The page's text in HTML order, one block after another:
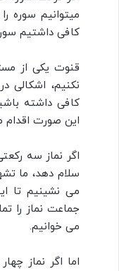
میتوانیم سوره
کافی داشتیم
قنوت یکی از
نکنیم، اشکالی
کافی داشته
این صورت اقدام
اگر نماز سه
سلام دهد، ما
می نشینیم تا
جماعت نماز را
می خوانیم.
اما اگر نماز